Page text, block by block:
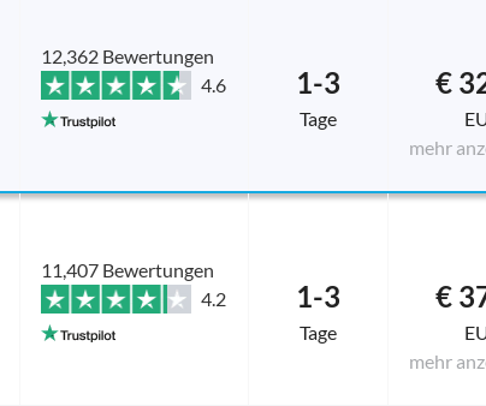
12,362 Bewertungen
4.6
1-3
Tage
€
mehr
11,407 Bewertungen
4.2
1-3
Tage
€
mehr